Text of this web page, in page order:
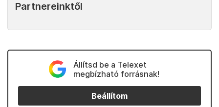
Partnereinktől
Állítsd be a Telexet
megbízható forrásnak!
Beállítom